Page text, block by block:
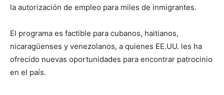
la autorización de empleo para miles de inmigrantes.
El programa es factible para cubanos, haitianos,
nicaragüenses y venezolanos, a quienes EE.UU. les ha
ofrecido nuevas oportunidades para encontrar patrocinio
en el país.